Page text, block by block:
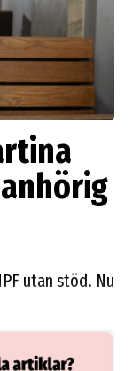
utan stöd. Nu